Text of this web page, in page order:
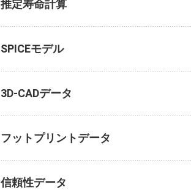
推定寿命計算
SPICEモデル
3D-CADデータ
フットプリントデータ
信頼性データ